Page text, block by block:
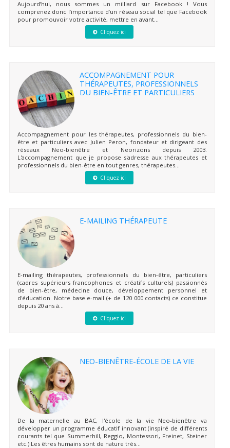
Aujourd’hui, nous sommes un milliard sur Facebook ! Vous
comprenez donc l’importance d’un réseau social tel que Facebook
pour promouvoir votre activité, mettre en avant...
Cliquez ici
ACCOMPAGNEMENT POUR
THÉRAPEUTES, PROFESSIONNELS
DU BIEN-ÊTRE ET PARTICULIERS
Accompagnement pour les thérapeutes, professionnels du bien-
être et particuliers avec Julien Peron, fondateur et dirigeant des
réseaux Neo-bienêtre et Neorizons depuis 2003.
L'accompagnement que je propose s'adresse aux thérapeutes et
professionnels du bien-être en tout genres, thérapeutes...
Cliquez ici
E-MAILING THÉRAPEUTE
E-mailing thérapeutes, professionnels du bien-être, particuliers
(cadres supérieurs francophones et créatifs culturels) passionnés
de bien-être, médecine douce, développement personnel et
d'éducation. Notre base e-mail (+ de 120 000 contacts) ce constitue
depuis 20 ans à...
Cliquez ici
NEO-BIENÊTRE-ÉCOLE DE LA VIE
De la maternelle au BAC, l'école de la vie Neo-bienêtre va
développer un programme éducatif innovant (inspiré de différents
courants tel que Summerhill, Reggio, Montessori, Freinet, Steiner
etc.) Les êtres humains sont de nature très...